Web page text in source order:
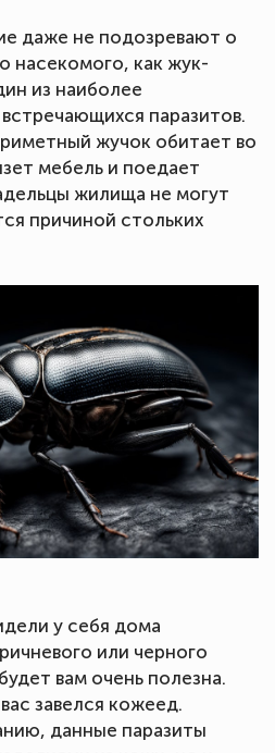
даже не подозревают о
насекомого, как жук-
из наиболее
паразитов.
жучок обитает во
мебель и поедает
жилища не могут
причиной стольких
у себя дома
или черного
вам очень полезна.
завелся кожеед.
данные паразиты